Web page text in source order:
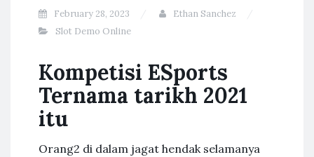
February 28, 2023
Ethan Sanchez
Slot Demo Online
Kompetisi ESports
Ternama tarikh 2021
itu
Orang2 di dalam jagat hendak selamanya